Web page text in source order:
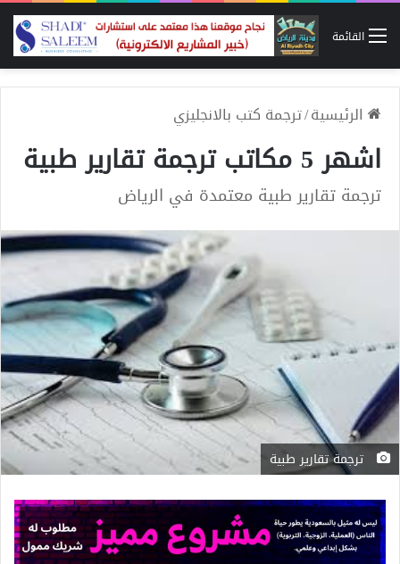
القائمة
الرئيسية/ترجمة كتب بالانجليزي
اشهر 5 مكاتب ترجمة تقارير طبية
ترجمة تقارير طبية معتمدة في الرياض
ترجمة تقارير طبية